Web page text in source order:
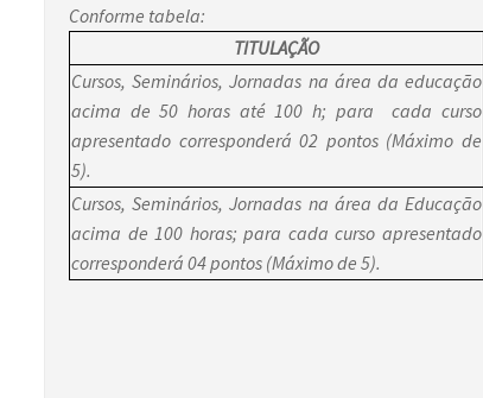
Conforme tabela:
TITULAÇÃO
Cursos, Seminários, Jornadas na área da educação
acima de 50 horas até 100 h; para cada curso
apresentado corresponderá 02 pontos (Máximo de
5).
Cursos, Seminários, Jornadas na área da Educação
acima de 100 horas; para cada curso apresentado
corresponderá 04 pontos (Máximo de 5).